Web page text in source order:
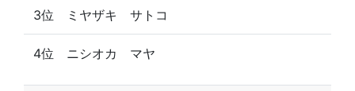
3位 ミヤザキ サトコ
4位 ニシオカ マヤ